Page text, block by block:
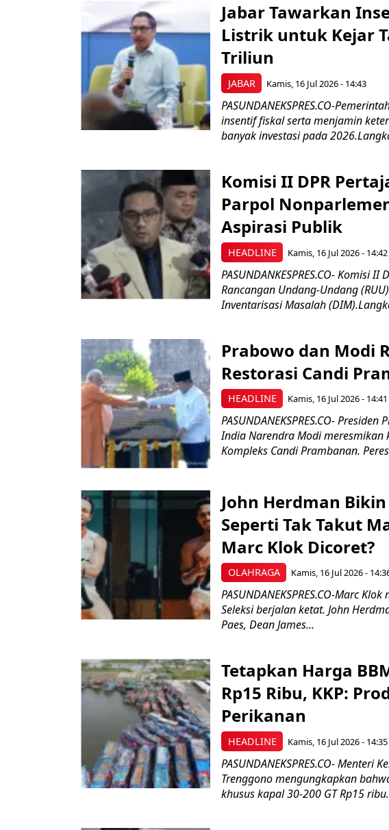
JABAR
Jabar Tawarkan
Listrik untuk Kejar
Triliun
Kamis, 16 Jul 2026 - 14:43
PASUNDANEKSPRES.CO-
insentif fiskal serta menjamin
banyak investasi pada
HEADLINE
Komisi II DPR
Parpol
Aspirasi Publik
Kamis, 16 Jul 2026 - 14:42
PASUNDANKESPRES.CO- Komisi
Rancangan Undang-Undang
Inventarisasi Masalah
HEADLINE
Prabowo dan Modi
Restorasi Candi
Kamis, 16 Jul 2026 - 14:41
PASUNDANEKSPRES.CO-
India Narendra Modi meresmikan
Kompleks Candi Prambanan.
OLAHRAGA
John Herdman
Seperti Tak Takut
Marc Klok Dicoret?
Kamis, 16 Jul 2026 -
PASUNDANEKSPRES.CO-Marc
Seleksi berjalan ketat. John
Paes, Dean James...
HEADLINE
Tetapkan Harga
Rp15 Ribu, KKP:
Perikanan
Kamis, 16 Jul 2026 - 14:35
PASUNDANEKSPRES.CO-
Trenggono mengungkapkan
khusus kapal 30-200 GT Rp15